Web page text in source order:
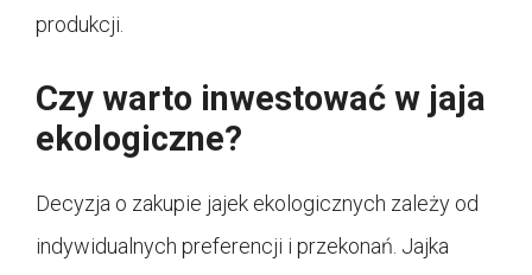
produkcji.
Czy warto inwestować w jaja
ekologiczne?
Decyzja o zakupie jajek ekologicznych zależy od
indywidualnych preferencji i przekonań. Jajka